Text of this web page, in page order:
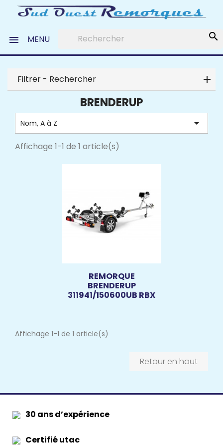
search
 MENU
Filtrer - Rechercher
BRENDERUP
Nom, A à Z 
Affichage 1-1 de 1 article(s)
REMORQUE
BRENDERUP
311941/150600UB RBX
Affichage 1-1 de 1 article(s)
Retour en haut
30 ans d’expérience
Certifié utac